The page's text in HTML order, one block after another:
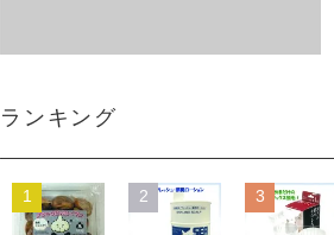
ランキング
1 2 3